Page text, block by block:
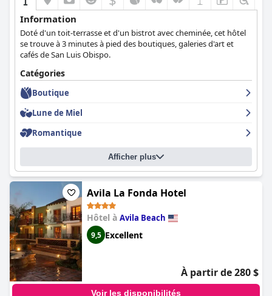
Information
Doté d'un toit-terrasse et d'un bistrot avec cheminée, cet hôtel
se trouve à 3 minutes à pied des boutiques, galeries d'art et
cafés de San Luis Obispo.
Catégories
Boutique
Lune de Miel
Romantique
Afficher plus
Avila La Fonda Hotel
Hôtel à Avila Beach
9,5 Excellent
À partir de 280 $
Voir les disponibilités